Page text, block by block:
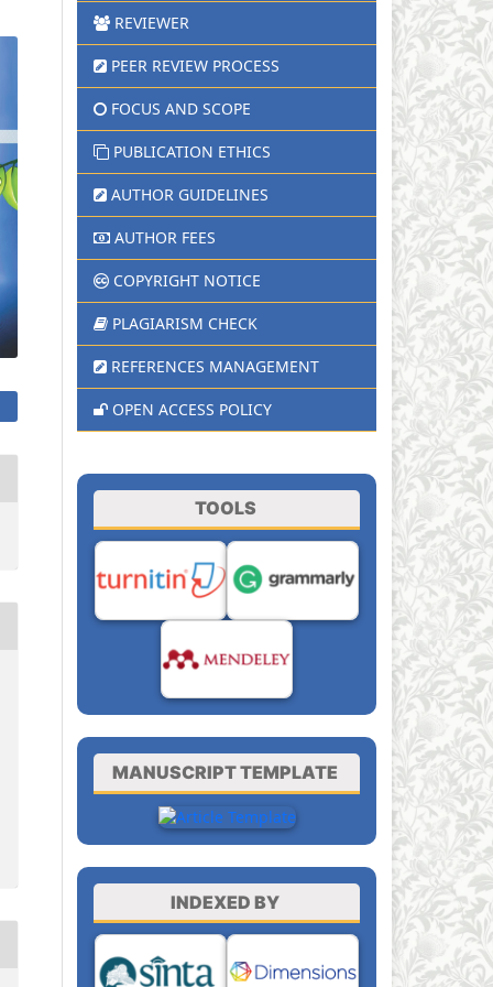
REVIEWER
PEER REVIEW PROCESS
FOCUS AND SCOPE
PUBLICATION ETHICS
AUTHOR GUIDELINES
AUTHOR FEES
COPYRIGHT NOTICE
PLAGIARISM CHECK
REFERENCES MANAGEMENT
OPEN ACCESS POLICY
TOOLS
MANUSCRIPT TEMPLATE
INDEXED BY